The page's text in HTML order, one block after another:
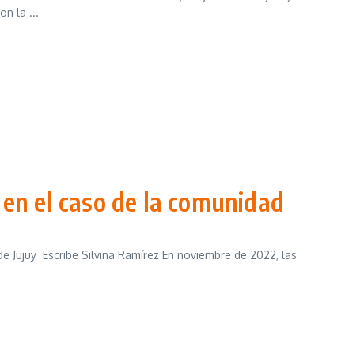
la ...
el caso de la comunidad
Escribe Silvina Ramírez En noviembre de 2022, las